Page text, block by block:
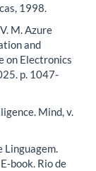
1998.
M. Azure
and
on Electronics
p. 1047-
Mind, v.
Linguagem.
Rio de